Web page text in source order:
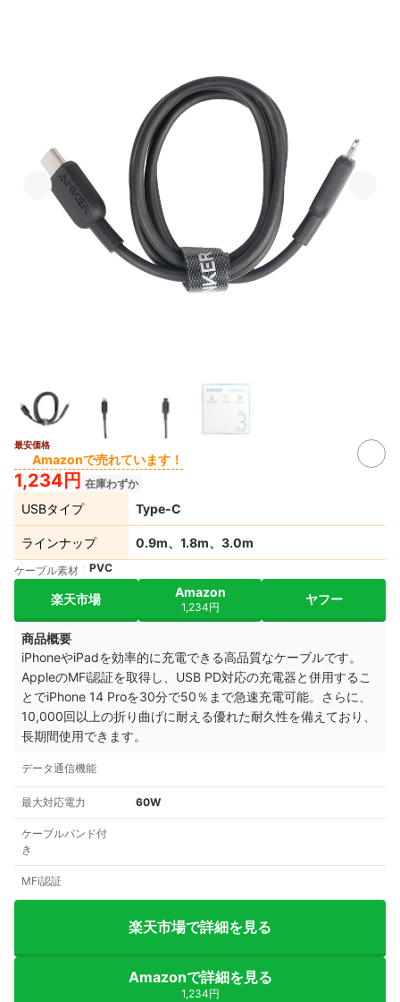
最安価格
Amazonで売れています！
1,234円 在庫わずか
USBタイプ Type-C
ラインナップ 0.9m、1.8m、3.0m
ケーブル素材 PVC
楽天市場 Amazon
1,234円
ヤフー
商品概要
iPhoneやiPadを効率的に充電できる高品質なケーブルです。
AppleのMFi認証を取得し、USB PD対応の充電器と併用するこ
とでiPhone 14 Proを30分で50％まで急速充電可能。さらに、
10,000回以上の折り曲げに耐える優れた耐久性を備えており、
長期間使用できます。
データ通信機能
最大対応電力 60W
ケーブルバンド付
き
MFi認証
楽天市場で詳細を見る
Amazonで詳細を見る
1,234円